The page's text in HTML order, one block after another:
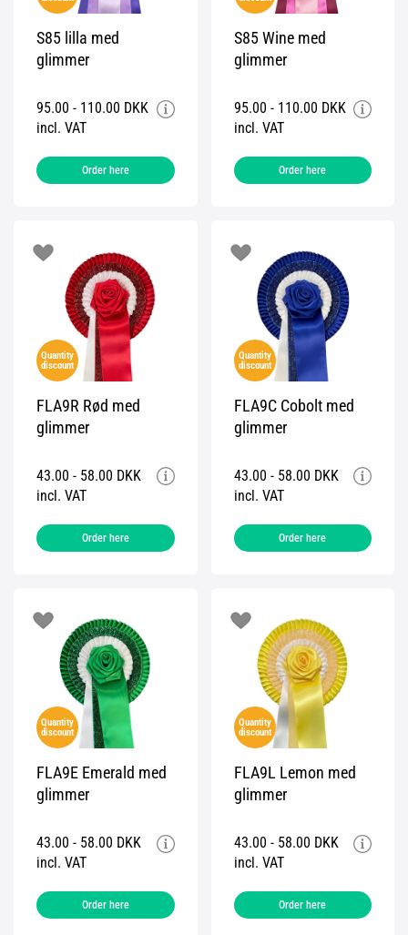
S85 lilla med
glimmer
95.00 - 110.00 DKK
incl. VAT
Order here
S85 Wine med
glimmer
95.00 - 110.00 DKK
incl. VAT
Order here
Quantity
discount
FLA9R Rød med
glimmer
43.00 - 58.00 DKK
incl. VAT
Order here
Quantity
discount
FLA9C Cobolt med
glimmer
43.00 - 58.00 DKK
incl. VAT
Order here
Quantity
discount
FLA9E Emerald med
glimmer
43.00 - 58.00 DKK
incl. VAT
Order here
Quantity
discount
FLA9L Lemon med
glimmer
43.00 - 58.00 DKK
incl. VAT
Order here